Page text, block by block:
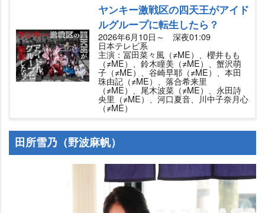
ヤンキー激戦区の四天王がアイド
ルグループに転生したら？
2026年6月10日～ 深夜01:09
日本テレビ系
主演：冨田菜々風（≠ME）、櫻井もも
（≠ME）、鈴木瞳美（≠ME）、蟹沢萌
子（≠ME）、谷崎早耶（≠ME）、本田
珠由記（≠ME）、落合希来里
（≠ME）、尾木波菜（≠ME）、永田詩
央里（≠ME）、河口夏音、川中子奈月心
（≠ME）
田所雪乃（野波麻帆）